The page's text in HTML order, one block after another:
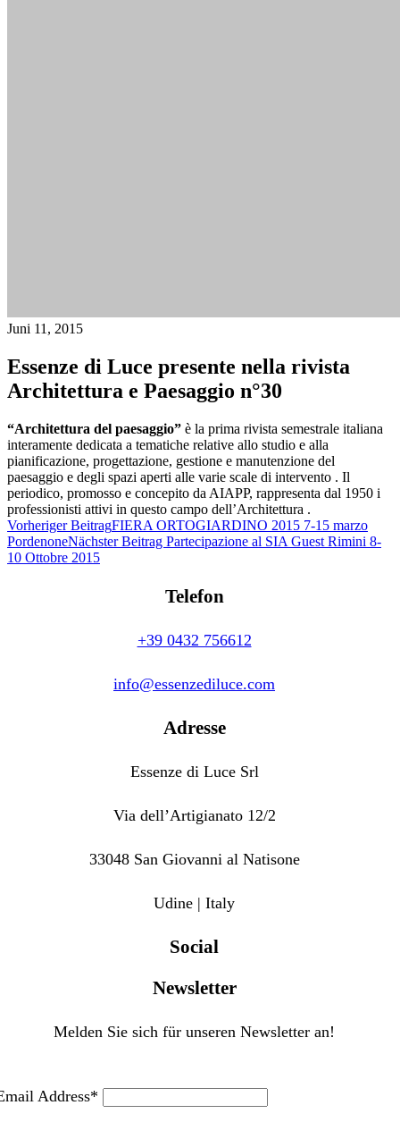
Juni 11, 2015
Essenze di Luce presente nella rivista
Architettura e Paesaggio n°30
“Architettura del paesaggio” è la prima rivista semestrale italiana
interamente dedicata a tematiche relative allo studio e alla
pianificazione, progettazione, gestione e manutenzione del
paesaggio e degli spazi aperti alle varie scale di intervento . Il
periodico, promosso e concepito da AIAPP, rappresenta dal 1950 i
professionisti attivi in questo campo dell’Architettura .
Vorheriger BeitragFIERA ORTOGIARDINO 2015 7-15 marzo
PordenoneNächster Beitrag Partecipazione al SIA Guest Rimini 8-
10 Ottobre 2015
Telefon
+39 0432 756612
info@essenzediluce.com
Adresse
Essenze di Luce Srl
Via dell’Artigianato 12/2
33048 San Giovanni al Natisone
Udine | Italy
Social
Newsletter
Melden Sie sich für unseren Newsletter an!
Address*